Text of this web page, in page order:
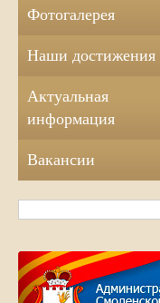
Фотогалерея
Наши достижения
Актуальная
информация
Вакансии